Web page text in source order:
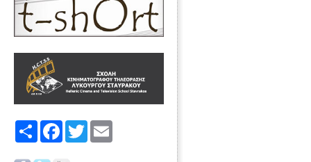
Share FacebookTwitter